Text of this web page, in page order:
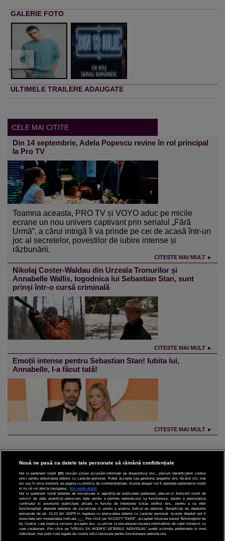
GALERIE FOTO
ULTIMELE TRAILERE ADAUGATE
CELE MAI CITITE
Din 14 septembrie, Adela Popescu revine în rol principal
la Pro TV
Toamna aceasta, PRO TV și VOYO aduc pe micile
ecrane un nou univers captivant prin serialul „Fără
Urmă”, a cărui intrigă îi va prinde pe cei de acasă într-un
joc al secretelor, poveștilor de iubire intense și
răzbunării.
CITESTE MAI MULT ►
Nikolaj Coster-Waldau din Urzeala Tronurilor și
Annabelle Wallis, logodnica lui Sebastian Stan, sunt
prinși într-o cursă criminală
CITESTE MAI MULT ►
Emoții intense pentru Sebastian Stan! Iubita lui,
Annabelle, l-a făcut tată!
CITESTE MAI MULT ►
CINEMA
DIVERTISMENT
STIRI
TEHNOLOGIE
Nouă ne pasă ca datele tale personale să rămână confidențiale
Noi și partenerii noștri 201 stocăm și/sau accesăm informații pe dispozitivul dvs., precum identificatorii cookie
unici pentru prelucrarea datelor cu caracter personal. Puteți accepta sau gestiona alegerile dvs. făcând clic mai
jos sau în orice moment, pe pagina cu politica de confidențialitate. Aceste alegeri vor fi raportate partenerilor noștri
și nu vă vor afecta navigarea.
Mai multe detalii
Noi si partenerii nostri (retelele de socializare si agentiile de publicitate partenere, precum si furnizorii nostri de
servicii de date analitice) prelucram date pentru a permite website-ului sa functioneze, pentru a personaliza
continutul si anunturile publicitare afisate in functie de interesele si/sau profilul dvs., pentru a va oferi
functionalitati aferente retelelor de socializare si pentru a analiza traficul pe website. Beneficiati de drepturile
prevazute de art. 15-22 din GDPR in legatura cu prelucrarea datelor cu caracter personal. Aceste drepturi pot fi
exercitate prin modalitatea indicataaici . Prin click pe “ACCEPT TOATE”, acceptati folosirea tuturor Tehnologiilor de
tip Cookie, care implica inclusiv acceptul dvs. cu privire la stocarea/accesarea informatiilor de catre Vendor-ii cu
care colaboram. Prin click pe “VREAU SA MODIFIC SETARILE INDIVIDUAL” puteti schimba preferintele in mod
individual, mai putin cele legate de cookie strict necesare pentru functionarea website-ului.